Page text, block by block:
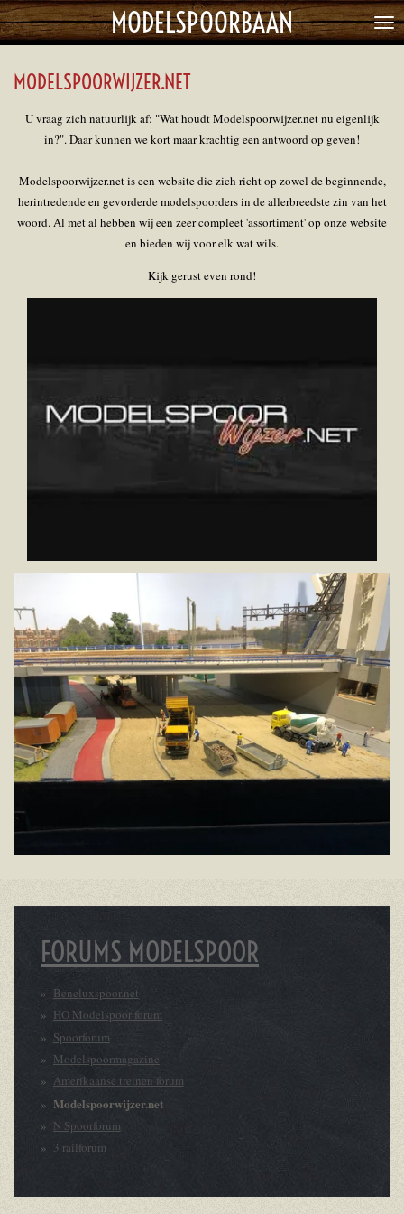
Ga
direct
de
MODELSPOORBAAN
MODELSPOORWIJZER.NET
U vraag zich natuurlijk af: "Wat houdt Modelspoorwijzer.net nu eigenlijk
in?". Daar kunnen we kort maar krachtig een antwoord op geven!
Modelspoorwijzer.net is een website die zich richt op zowel de beginnende,
herintredende en gevorderde modelspoorders in de allerbreedste zin van het
woord. Al met al hebben wij een zeer compleet 'assortiment' op onze website
en bieden wij voor elk wat wils.
Kijk gerust even rond!
FORUMS MODELSPOOR
Beneluxspoor.net
HO Modelspoor forum
Spoorforum
Modelspoormagazine
Amerikaanse treinen forum
Modelspoorwijzer.net
N Spoorforum
3 railforum